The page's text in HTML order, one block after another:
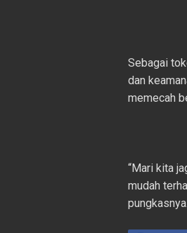
Sebagai
dan
memecah
“Mari kita
mudah
pungkasnya.